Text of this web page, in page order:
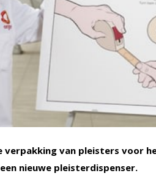
verpakking van pleisters voor
nieuwe pleisterdispenser.